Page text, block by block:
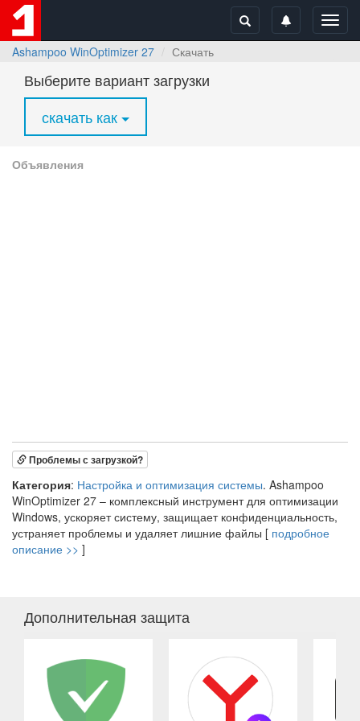
Ashampoo WinOptimizer 27
Скачать
Выберите вариант загрузки
скачать как
Объявления
Проблемы с загрузкой?
Категория: Настройка и оптимизация системы. Ashampoo
WinOptimizer 27 – комплексный инструмент для оптимизации
Windows, ускоряет систему, защищает конфиденциальность,
устраняет проблемы и удаляет лишние файлы [ подробное
описание >> ]
Дополнительная защита